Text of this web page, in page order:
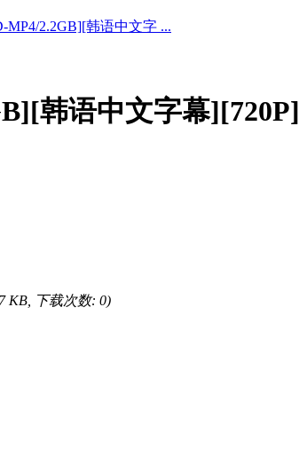
2.2GB][韩语中文字 ...
韩语中文字幕][720P]
KB, 下载次数: 0)